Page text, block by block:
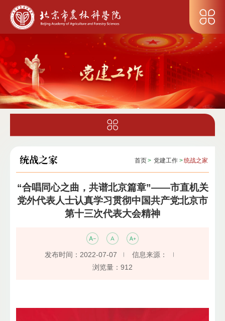
首页> 党建工作 >统战之家
统战之家
“合唱同心之曲，共谱北京篇章”——市直机关
党外代表人士认真学习贯彻中国共产党北京市
第十三次代表大会精神
发布时间：2022-07-07
信息来源：
浏览量： 912